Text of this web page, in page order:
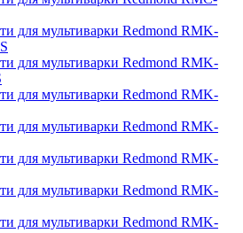
для мультиварки Redmond RMK-
для мультиварки Redmond RMK-
для мультиварки Redmond RMK-
для мультиварки Redmond RMK-
для мультиварки Redmond RMK-
для мультиварки Redmond RMK-
для мультиварки Redmond RMK-